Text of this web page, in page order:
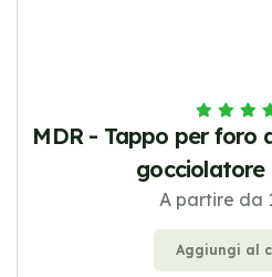
MDR - Tappo per foro
gocciolatore
A partire da
Aggiungi al